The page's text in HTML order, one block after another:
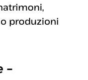
produzioni
–